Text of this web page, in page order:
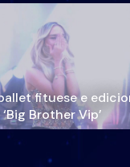
fituese e
Brother Vip’